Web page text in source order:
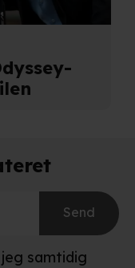
Send
samtidig